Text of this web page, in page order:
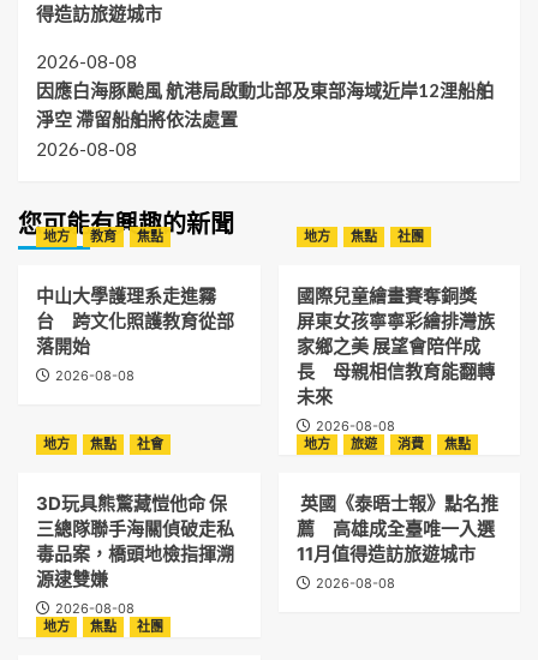
得造訪旅遊城市
2026-08-08
因應白海豚颱風 航港局啟動北部及東部海域近岸12浬船舶
淨空 滯留船舶將依法處置
2026-08-08
您可能有興趣的新聞
地方 教育 焦點
中山大學護理系走進霧
台 跨文化照護教育從部
落開始
2026-08-08
地方 焦點 社團
國際兒童繪畫賽奪銅獎
屏東女孩寧寧彩繪排灣族
家鄉之美 展望會陪伴成
長 母親相信教育能翻轉
未來
2026-08-08
地方
焦點 社會
3D玩具熊驚藏愷他命 保
三總隊聯手海關偵破走私
毒品案，橋頭地檢指揮溯
源逮雙嫌
2026-08-08
地方 旅遊 消費 焦點
英國《泰晤士報》點名推
薦 高雄成全臺唯一入選
11月值得造訪旅遊城市
2026-08-08
地方 焦點 社團